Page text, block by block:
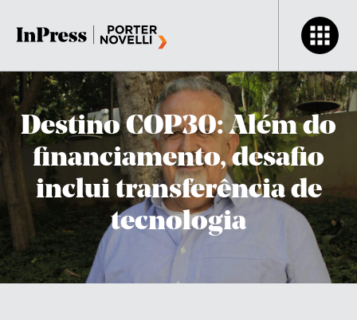
Destino COP30: Além do
financiamento, desafio
inclui transferência de
tecnologia